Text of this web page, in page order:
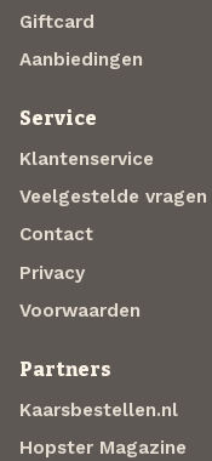
Giftcard
Aanbiedingen
Service
Klantenservice
Veelgestelde vragen
Contact
Privacy
Voorwaarden
Partners
Kaarsbestellen.nl
Hopster Magazine